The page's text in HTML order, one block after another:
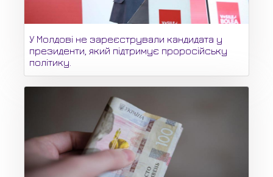
У Молдові не зареєстрували кандидата у
президенти, який підтримує проросійську
політику.